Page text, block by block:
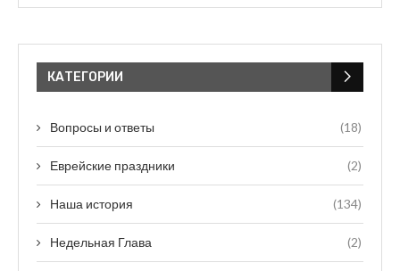
КАТЕГОРИИ
Вопросы и ответы (18)
Еврейские праздники (2)
Наша история (134)
Недельная Глава (2)